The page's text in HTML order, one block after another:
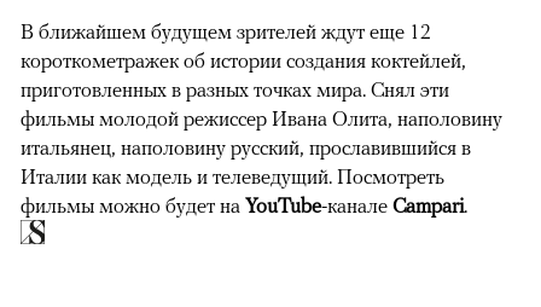
В ближайшем будущем зрителей ждут еще 12
короткометражек об истории создания коктейлей,
приготовленных в разных точках мира. Снял эти
фильмы молодой режиссер Ивана Олита, наполовину
итальянец, наполовину русский, прославившийся в
Италии как модель и телеведущий. Посмотреть
фильмы можно будет на YouTube-канале Campari.